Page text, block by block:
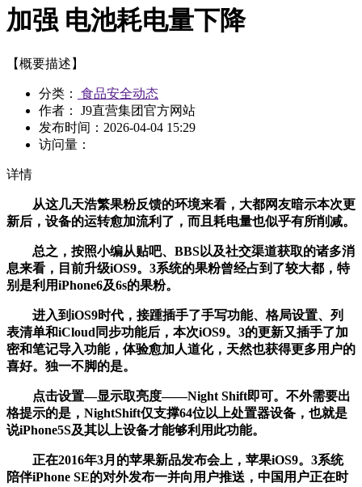
加强 电池耗电量下降
【概要描述】
分类：
食品安全动态
作者： J9直营集团官方网站
发布时间： 2026-04-04 15:29
访问量：
详情
从这几天浩繁果粉反馈的环境来看，大都网友暗示本次更
新后，设备的运转愈加流利了，而且耗电量也似乎有所削减。
总之，按照小编从贴吧、BBS以及社交渠道获取的诸多消
息来看，目前升级iOS9。3系统的果粉曾经占到了较大都，特
别是利用iPhone6及6s的果粉。
进入到iOS9时代，接踵插手了手写功能、格局设置、列
表清单和iCloud同步功能后，本次iOS9。3的更新又插手了加
密和笔记导入功能，体验愈加人道化，天然也获得更多用户的
喜好。独一不脚的是。
点击设置—显示取亮度——Night Shift即可。不外需要出
格提示的是，NightShift仅支撑64位以上处置器设备，也就是
说iPhone5S及其以上设备才能够利用此功能。
正在2016年3月的苹果新品发布会上，苹果iOS9。3系统
陪伴iPhone SE的对外发布一并向用户推送，中国用户正在时